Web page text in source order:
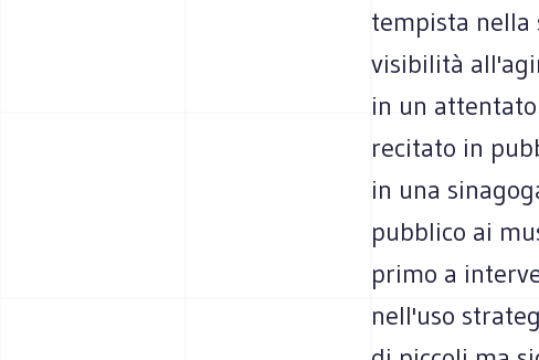
tempista nella
visibilità
in un
recitato in
in una
pubblico ai
primo a
nell'uso